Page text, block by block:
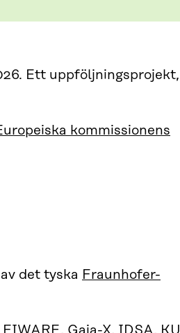
Ett uppföljningsprojekt,
kommissionens
det tyska Fraunhofer-